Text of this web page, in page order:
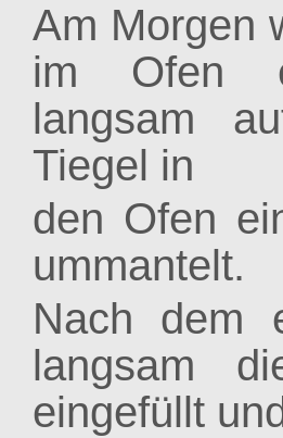
Am Morgen
im Ofen
langsam
Tiegel in
den Ofen
ummantelt.
Nach dem
langsam
eingefüllt